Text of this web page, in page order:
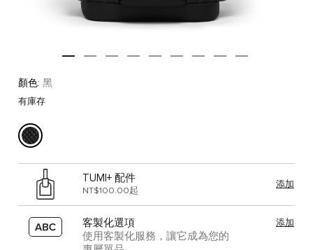
顏色: 黑
有庫存
TUMI+ 配件
NT$100.00起
添加
客製化選項
使用客製化服務，讓它成為您的
添加